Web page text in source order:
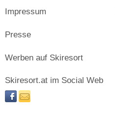
Impressum
Presse
Werben auf Skiresort
Skiresort.at im Social Web
facebooknewsletter